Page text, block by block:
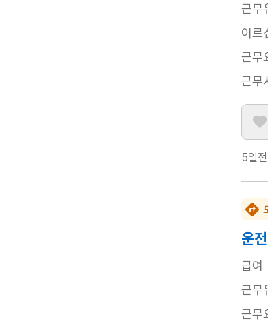
근무
어르
근무
근무
5일전
운
급여
근무
근무